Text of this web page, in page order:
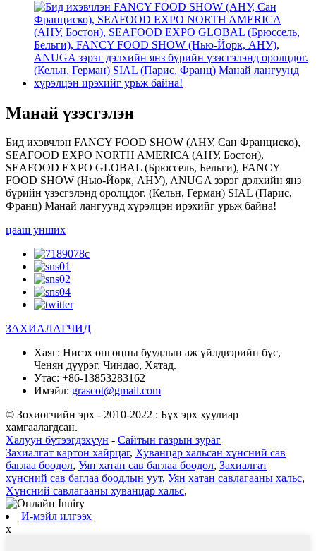
Манай үзэсгэлэн
Бид ихэвчлэн FANCY FOOD SHOW (АНУ, Сан Франциско),
SEAFOOD EXPO NORTH AMERICA (АНУ, Бостон),
SEAFOOD EXPO GLOBAL (Брюссель, Бельги), FANCY
FOOD SHOW (Нью-Йорк, АНУ), ANUGA зэрэг дэлхийн янз
бүрийн үзэсгэлэнд оролцдог. (Кельн, Герман) SIAL (Парис,
Франц) Манай лангуунд хүрэлцэн ирэхийг урьж байна!
цааш унших
ЗАХИАЛАГЧИД
Хаяг: Нисэх онгоцны буудлын аж үйлдвэрийн бүс,
Ченян дүүрэг, Чиндао, Хятад.
Утас: +86-13853283162
Имэйл: grascot@gmail.com
© Зохиогчийн эрх - 2010-2022 : Бүх эрх хуулиар
хамгаалагдсан.
Халуун бүтээгдэхүүн - Сайтын газрын зураг
Захиалгат картон хайрцаг, Хуванцар хальсан хүнсний сав
баглаа боодол, Уян хатан сав баглаа боодол, Захиалгат
хүнсний сав баглаа боодлын уут, Уян хатан савлагааны хальс,
Хүнсний савлагааны хуванцар хальс,
И-мэйл илгээх
x